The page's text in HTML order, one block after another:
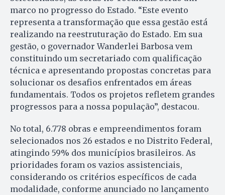
marco no progresso do Estado. “Este evento
representa a transformação que essa gestão está
realizando na reestruturação do Estado. Em sua
gestão, o governador Wanderlei Barbosa vem
constituindo um secretariado com qualificação
técnica e apresentando propostas concretas para
solucionar os desafios enfrentados em áreas
fundamentais. Todos os projetos refletem grandes
progressos para a nossa população”, destacou.
No total, 6.778 obras e empreendimentos foram
selecionados nos 26 estados e no Distrito Federal,
atingindo 59% dos municípios brasileiros. As
prioridades foram os vazios assistenciais,
considerando os critérios específicos de cada
modalidade, conforme anunciado no lançamento